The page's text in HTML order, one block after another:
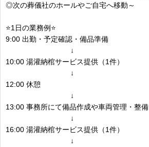
◎次の葬儀社のホールやご自宅へ移動～
⭐1日の業務例⭐
9:00 出勤・予定確認・備品準備
↓
10:00 湯灌納棺サービス提供（1件）
↓
12:00 休憩
↓
13:00 事務所にて備品作成や車両管理・整備
↓
16:00 湯灌納棺サービス提供（1件）
↓